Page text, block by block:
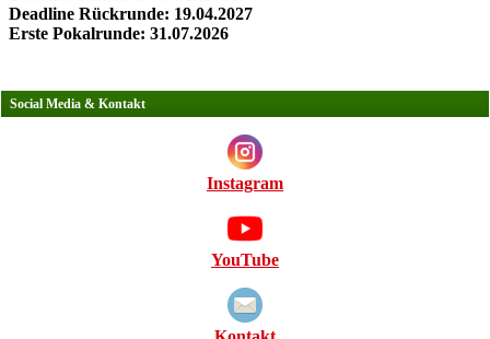
Deadline Rückrunde: 19.04.2027
Erste Pokalrunde: 31.07.2026
Social Media & Kontakt
Instagram
YouTube